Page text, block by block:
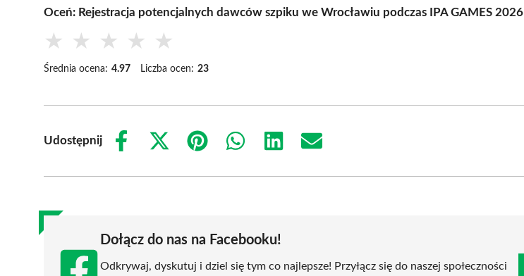
Oceń: Rejestracja potencjalnych dawców szpiku we Wrocławiu podczas IPA GAMES 2026
★ ★ ★ ★ ★
Średnia ocena: 4.97 Liczba ocen: 23
Udostępnij
Share
Share
(Twitter)
Share
Share
Share
Share
Dołącz do nas na Facebooku!
Odkrywaj, dyskutuj i dziel się tym co najlepsze! Przyłącz się do naszej społeczności